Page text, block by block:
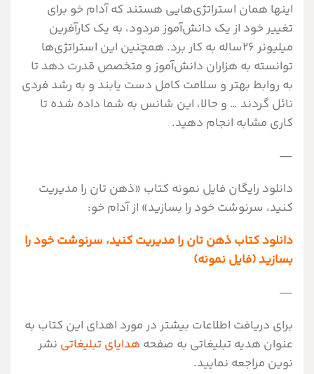
اينها همان استراتژي‌هايی هستند که آدام خو براي
تغيير خود از يک دانش‌آموز مردود، به يک کارآفرین
ميليونر ٢۶ساله به کار برد. همچنين اين استراتژي‌ها
توانسته به هزاران دانش‌آموز و متخصص قدرت دهد تا
به روابط بهتر و سلامت کامل دست يابند و به رشد فردي
نائل گردند … و حالا، اين شانس به شما داده شده تا
کاري مشابه انجام دهيد.
—
دانلود رایگان فایل نمونه کتاب «ذهن تان را مدیریت
کنید، سرنوشت خود را بسازید» از آدام خو:
دانلود کتاب ذهن تان را مدیریت کنید، سرنوشت خود را
بسازید (فایل نمونه)
—
برای دریافت اطلاعات بیشتر در مورد اهدای این کتاب به
عنوان هدیه تبلیغاتی به صفحه هدایای تبلیغاتی نشر
نوین مراجعه نمایید.